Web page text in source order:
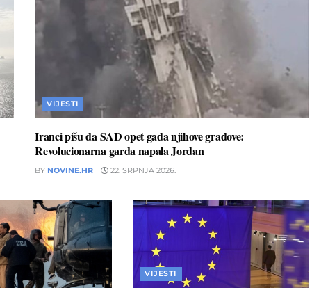
VIJESTI
Iranci pišu da SAD opet gađa njihove gradove:
Revolucionarna garda napala Jordan
BY NOVINE.HR 22. SRPNJA 2026.
VIJESTI